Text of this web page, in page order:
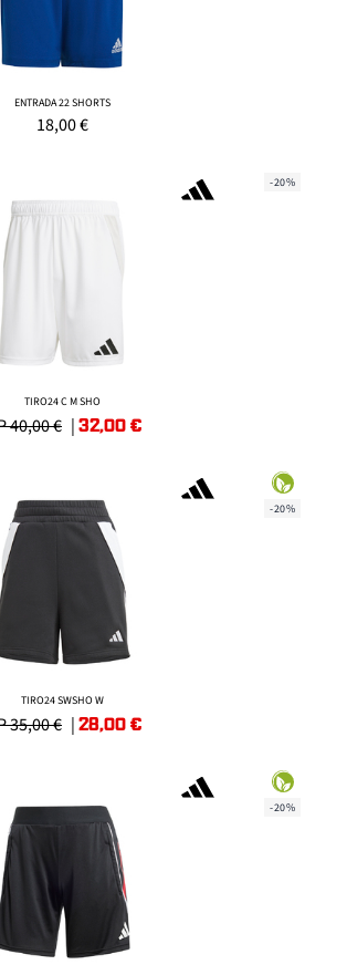
ENTRADA 22 SHORTS
18,00€
TIRO24 C M SHO
40,00 € |32,00€
-20%
TIRO24 SWSHO W
35,00 € |28,00€
-20%
-20%